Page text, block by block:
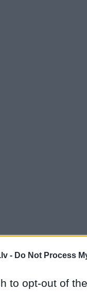
- Do Not Process
to opt-out of